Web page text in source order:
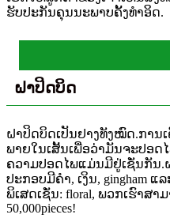
ຮັບປະກັນຄຸນນະພາບຄັ້ງທໍາອິດ.
ຝາປິດບິດ
ຝາປິດບິດເປັນຢາງທັງໝົດ.ການ
ພາຍໃນເສັ້ນເພື່ອວ່າມັນຈະປອດ
ຄວາມປອດໄພແມ່ນມີຢູ່ເຊັ່ນກັນ.
ປະກອບມີຄໍາ, ເງິນ, gingham
ພິເສດເຊັ່ນ: floral, ພວກເຮົາສ
50,000pieces!